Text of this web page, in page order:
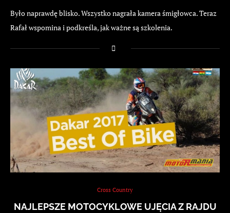
Było naprawdę blisko. Wszystko nagrała kamera śmigłowca. Teraz
Rafał wspomina i podkreśla, jak ważne są szkolenia.
Cross Country
NAJLEPSZE MOTOCYKLOWE UJĘCIA Z RAJDU